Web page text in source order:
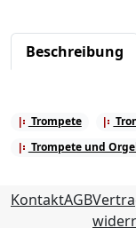
Beschreibung
Trompete
Trompete und
KontaktAGB